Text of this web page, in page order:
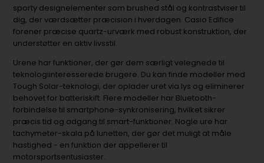
sporty designelementer som brushed stål og kontrastviser til
dig, der værdsætter præcision i hverdagen. Casio Edifice
forener præcise quartz-urværk med robust konstruktion, der
understøtter en aktiv livsstil.
Urene har funktioner, der gør dem særligt velegnede til
teknologiinteresserede brugere. Du kan finde modeller med
Tough Solar-teknologi, der oplader uret via lys og eliminerer
behovet for batteriskift. Flere modeller har Bluetooth-
forbindelse til smartphone-synkronisering, hvilket sikrer
præcis tid og adgang til smart-funktioner. Nogle ure har
tachymeter-skala på lunetten, der gør det muligt at måle
hastighed - en funktion der appellerer til
motorsportsentusiaster.